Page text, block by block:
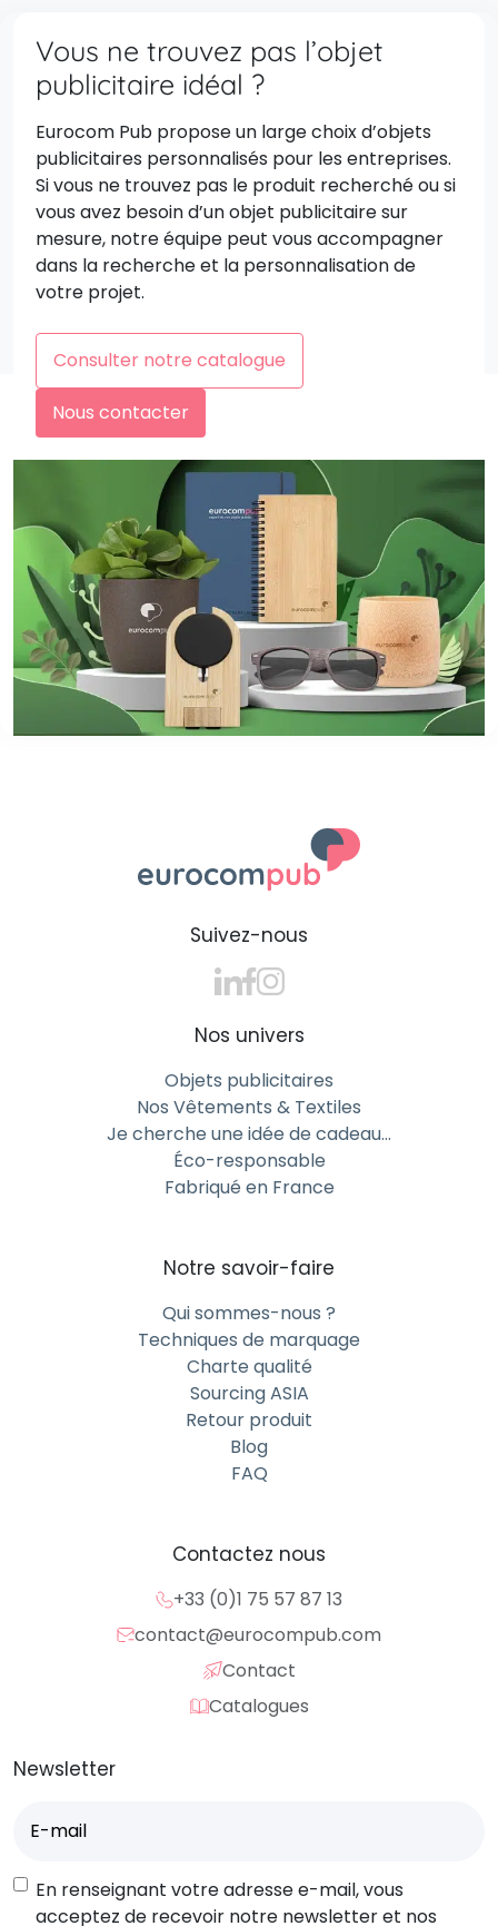
Vous ne trouvez pas l’objet
publicitaire idéal ?
Eurocom Pub propose un large choix d’objets
publicitaires personnalisés pour les entreprises.
Si vous ne trouvez pas le produit recherché ou si
vous avez besoin d’un objet publicitaire sur
mesure, notre équipe peut vous accompagner
dans la recherche et la personnalisation de
votre projet.
Consulter notre catalogue
Nous contacter
Suivez-nous
Nos univers
Objets publicitaires
Nos Vêtements & Textiles
Je cherche une idée de cadeau…
Éco-responsable
Fabriqué en France
Notre savoir-faire
Qui sommes-nous ?
Techniques de marquage
Charte qualité
Sourcing ASIA
Retour produit
Blog
FAQ
Contactez nous
+33 (0)1 75 57 87 13
contact@eurocompub.com
Contact
Catalogues
Newsletter
mail(Nécessaire)
RGPD
En renseignant votre adresse e-mail, vous
acceptez de recevoir notre newsletter et nos